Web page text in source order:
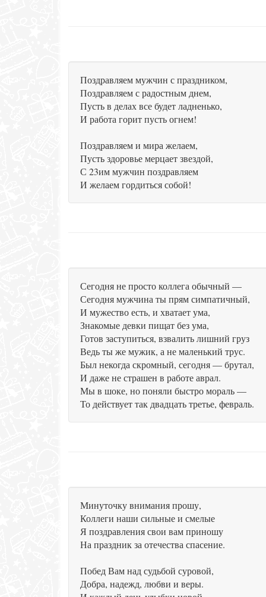
Поздравляем мужчин с праздником,
Поздравляем с радостным днем,
Пусть в делах все будет ладненько,
И работа горит пусть огнем!
Поздравляем и мира желаем,
Пусть здоровье мерцает звездой,
С 23им мужчин поздравляем
И желаем гордиться собой!
Сегодня не просто коллега обычный —
Сегодня мужчина ты прям симпатичный,
И мужество есть, и хватает ума,
Знакомые девки пищат без ума,
Готов заступиться, взвалить лишний груз
Ведь ты же мужик, а не маленький трус.
Был некогда скромный, сегодня — брутал,
И даже не страшен в работе аврал.
Мы в шоке, но поняли быстро мораль —
То действует так двадцать третье, февраль.
Минуточку внимания прошу,
Коллеги наши сильные и смелые
Я поздравления свои вам приношу
На праздник за отечества спасение.
Побед Вам над судьбой суровой,
Добра, надежд, любви и веры.